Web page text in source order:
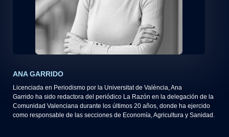
ANA GARRIDO
Licenciada en Periodismo por la Universitat de València, Ana
Garrido ha sido redactora del periódico La Razón en la delegación de la
Comunidad Valenciana durante los últimos 20 años, donde ha ejercido
como responsable de las secciones de Economía, Agricultura y Sanidad.